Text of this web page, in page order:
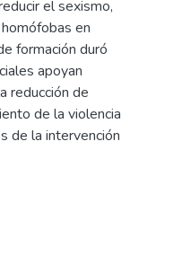
el sexismo,
en
formación duró
apoyan
reducción de
de la violencia
de la intervención